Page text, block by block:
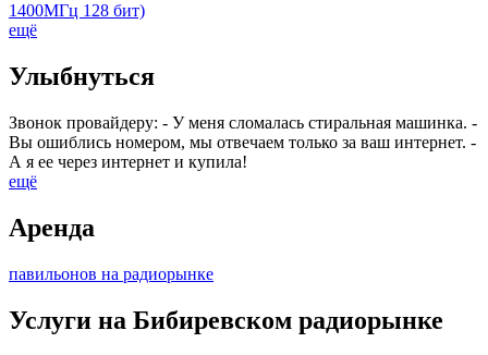
1400МГц 128 бит)
ещё
Улыбнуться
Звонок провайдеру: - У меня сломалась стиральная машинка. -
Вы ошиблись номером, мы отвечаем только за ваш интернет. -
А я ее через интернет и купила!
ещё
Аренда
павильонов на радиорынке
Услуги на Бибиревском радиорынке